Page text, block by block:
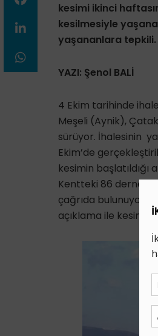
kesimi ikinci
kesilmesiyle
yaşananlara tepkili.
YAZI: Şenol BALİ
4 Ekim tarihinde
Meşeli (Aynik),
sürüyor. İhalesinin
Ekim’de
kesimin başlatıldığı
Kentteki 86 dernek
çağrıda bulunuyor.
açıklama ile